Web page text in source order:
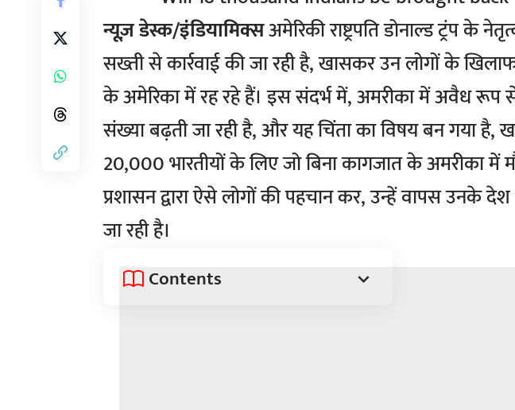
न्यूज़ डेस्क/इंडियामिक्सअमेरिकी राष्ट्रपति डोनाल्ड ट्रंप के
सख्ती से कार्रवाई की जा रही है, खासकर उन लोगों के
के अमेरिका में रह रहे हैं। इस संदर्भ में, अमरीका में अवैध रूप से
संख्या बढ़ती जा रही है, और यह चिंता का विषय बन गया
20,000 भारतीयों के लिए जो बिना कागजात के अमरीका में
प्रशासन द्वारा ऐसे लोगों की पहचान कर, उन्हें वापस उनके
जा रही है।
Contents